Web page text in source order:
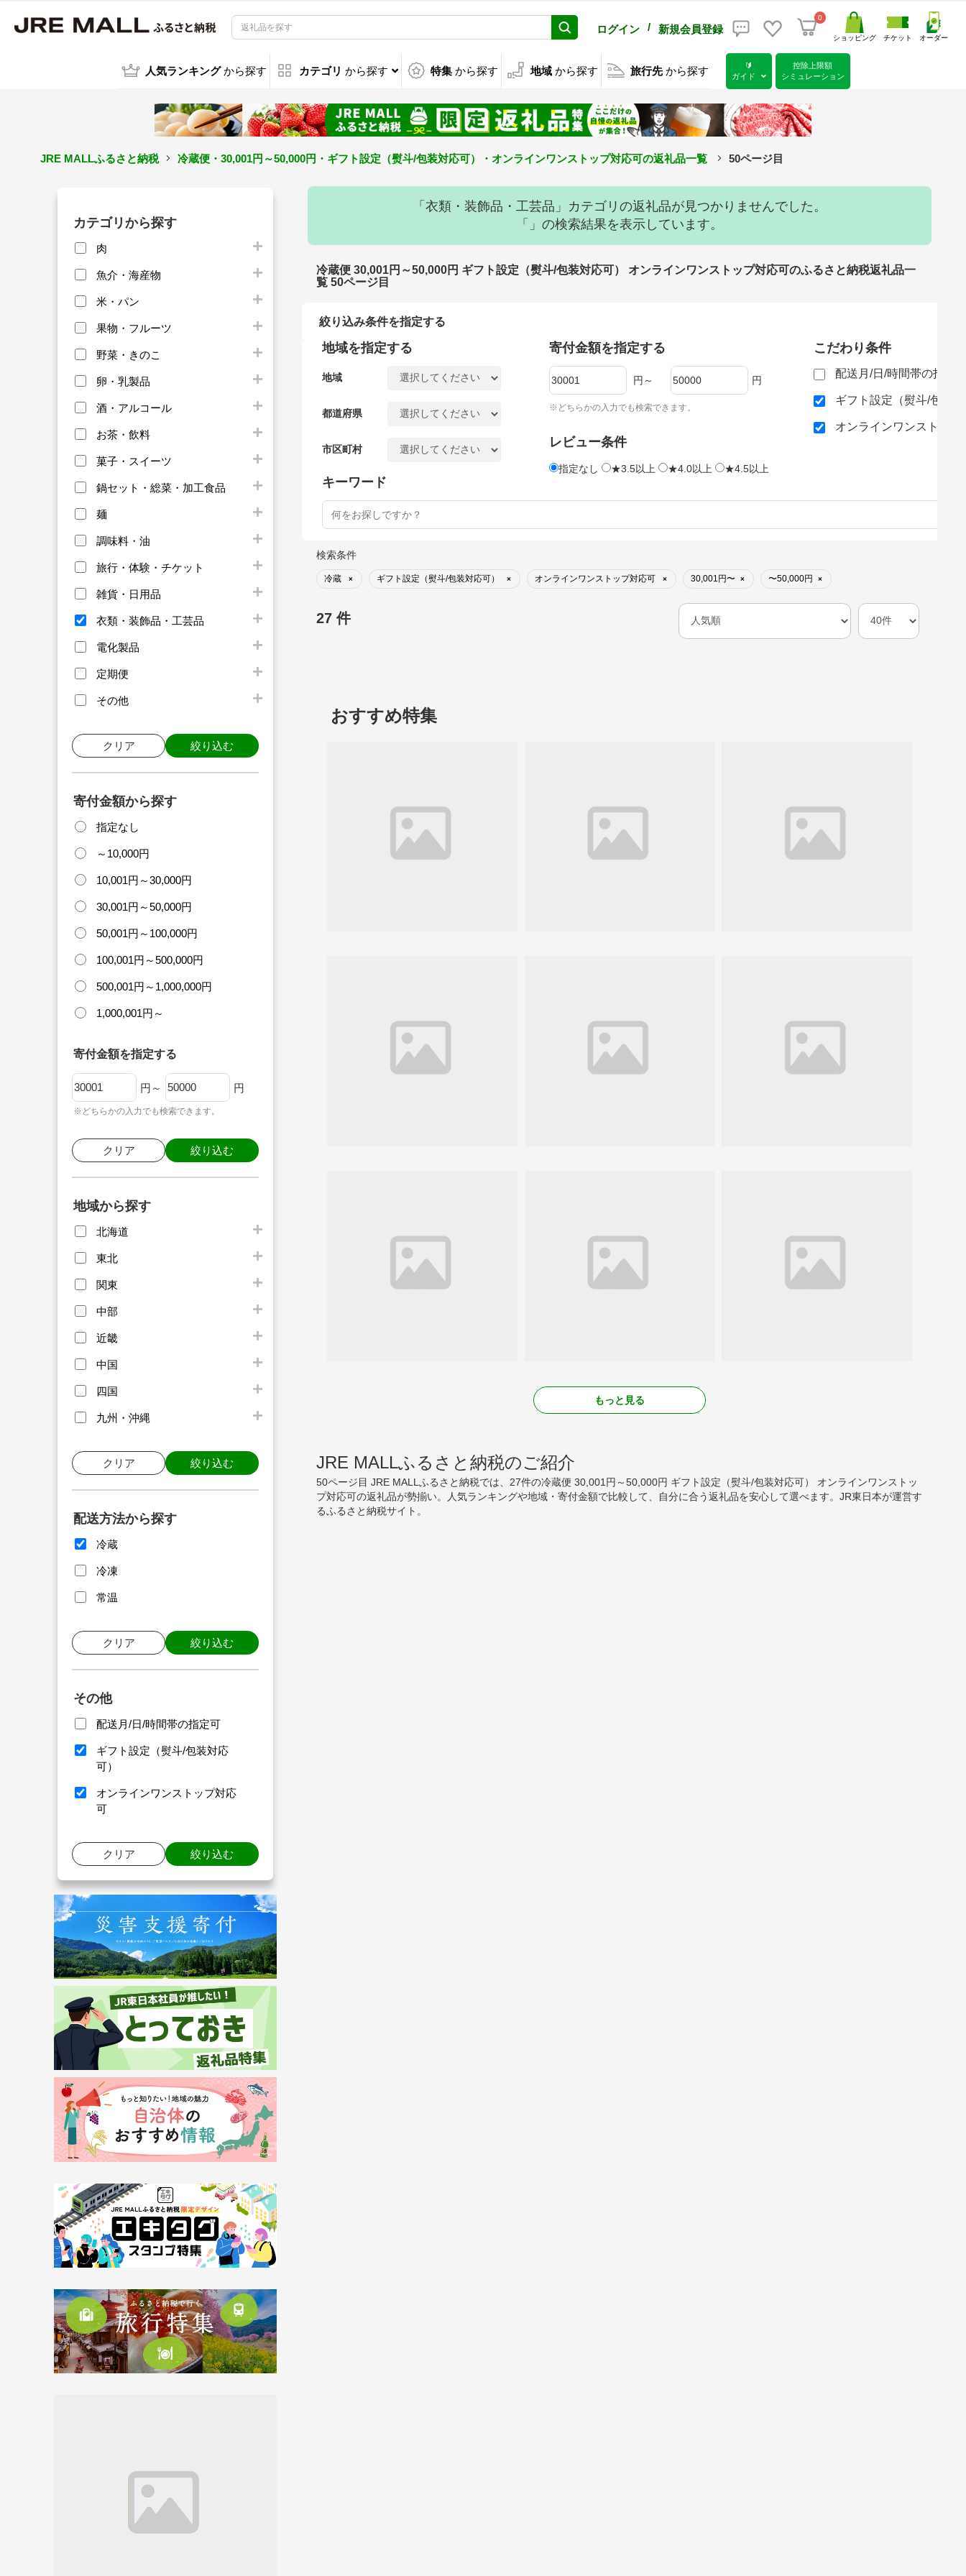
ログイン / 新規会員登録
0
ショッピング チケット オーダー
人気ランキング から探す カテゴリ から探す 特集 から探す 地域 から探す 旅行先 から探す
🔰
ガイド
控除上限額
シミュレーション
JRE MALLふるさと納税 冷蔵便・30,001円～50,000円・ギフト設定（熨斗/包装対応可）・オンラインワンストップ対応可の返礼品一覧 50ページ目
カテゴリから探す
肉
魚介・海産物
米・パン
果物・フルーツ
野菜・きのこ
卵・乳製品
酒・アルコール
お茶・飲料
菓子・スイーツ
鍋セット・総菜・加工食品
麺
調味料・油
旅行・体験・チケット
雑貨・日用品
衣類・装飾品・工芸品
電化製品
定期便
その他
クリア 絞り込む
寄付金額から探す
指定なし
～10,000円
10,001円～30,000円
30,001円～50,000円
50,001円～100,000円
100,001円～500,000円
500,001円～1,000,000円
1,000,001円～
寄付金額を指定する
円～ 円
※どちらかの入力でも検索できます。
クリア 絞り込む
地域から探す
北海道
東北
関東
中部
近畿
中国
四国
九州・沖縄
クリア 絞り込む
配送方法から探す
冷蔵
冷凍
常温
クリア 絞り込む
その他
配送月/日/時間帯の指定可
ギフト設定（熨斗/包装対応
可）
オンラインワンストップ対応
可
クリア 絞り込む
「衣類・装飾品・工芸品」カテゴリの返礼品が見つかりませんでした。
「」の検索結果を表示しています。
冷蔵便 30,001円～50,000円 ギフト設定（熨斗/包装対応可） オンラインワンストップ対応可のふるさと納税返礼品一
覧 50ページ目
絞り込み条件を指定する
地域を指定する
地域
都道府県
市区町村
寄付金額を指定する
円～ 円
※どちらかの入力でも検索できます。
レビュー条件
指定なし ★3.5以上 ★4.0以上 ★4.5以上
こだわり条件
配送月/日/時間帯の指定
ギフト設定（熨斗/包装
オンラインワンストップ
キーワード
検索条件
冷蔵 × ギフト設定（熨斗/包装対応可） × オンラインワンストップ対応可 × 30,001円〜 × 〜50,000円 ×
27 件
おすすめ特集
もっと見る
JRE MALLふるさと納税のご紹介
50ページ目 JRE MALLふるさと納税では、27件の冷蔵便 30,001円～50,000円 ギフト設定（熨斗/包装対応可） オンラインワンストッ
プ対応可の返礼品が勢揃い。人気ランキングや地域・寄付金額で比較して、自分に合う返礼品を安心して選べます。JR東日本が運営す
るふるさと納税サイト。